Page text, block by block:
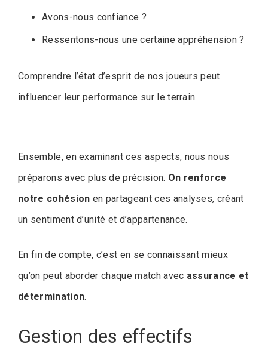
Avons-nous confiance ?
Ressentons-nous une certaine appréhension ?
Comprendre l’état d’esprit de nos joueurs peut
influencer leur performance sur le terrain.
Ensemble, en examinant ces aspects, nous nous
préparons avec plus de précision. On renforce
notre cohésion en partageant ces analyses, créant
un sentiment d’unité et d’appartenance.
En fin de compte, c’est en se connaissant mieux
qu’on peut aborder chaque match avec assurance et
détermination.
Gestion des effectifs